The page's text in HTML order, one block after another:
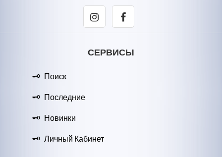
СЕРВИСЫ
Поиск
Последние
Новинки
Личный Кабинет